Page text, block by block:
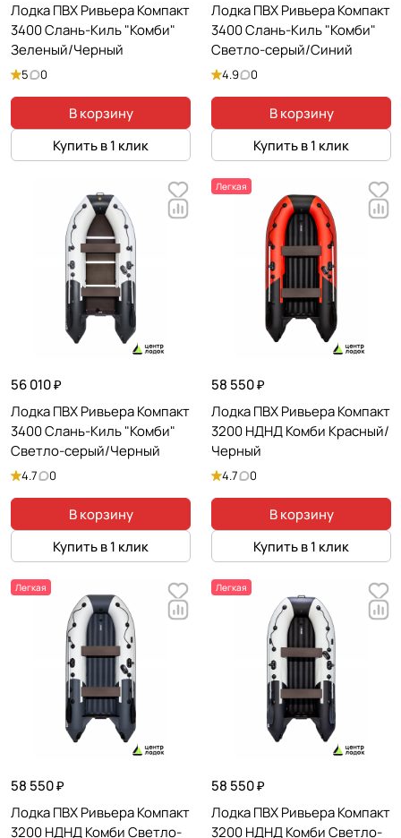
Лодка ПВХ Ривьера Компакт
3400 Слань-Киль "Комби"
Зеленый/Черный
5 0
В корзину
Купить в 1 клик
Лодка ПВХ Ривьера Компакт
3400 Слань-Киль "Комби"
Светло-серый/Синий
4.9 0
В корзину
Купить в 1 клик
56 010 ₽
Лодка ПВХ Ривьера Компакт
3400 Слань-Киль "Комби"
Светло-серый/Черный
4.7 0
В корзину
Купить в 1 клик
Легкая
58 550 ₽
Лодка ПВХ Ривьера Компакт
3200 НДНД Комби Красный/
Черный
4.7 0
В корзину
Купить в 1 клик
Легкая
58 550 ₽
Лодка ПВХ Ривьера Компакт
3200 НДНД Комби Светло-
Легкая
58 550 ₽
Лодка ПВХ Ривьера Компакт
3200 НДНД Комби Светло-